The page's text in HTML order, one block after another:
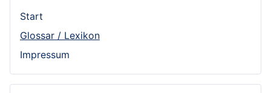
Start
Glossar / Lexikon
Impressum